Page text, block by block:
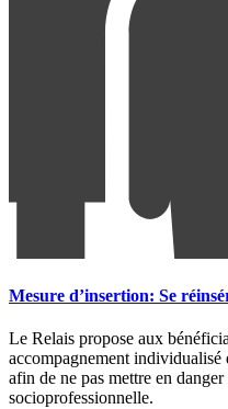
Mesure d’insertion: Se
Le Relais propose aux
accompagnement individualisé
afin de ne pas mettre en
socioprofessionnelle.